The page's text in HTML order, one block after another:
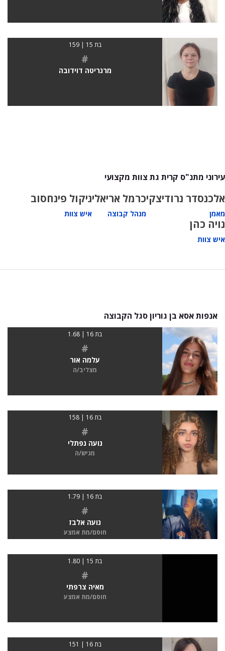
בת 15 | 159
#
מרגריטה דוידובה
עירוני מתנ"ס קרית גת צוות מקצועי
אלכנסדר נרודיצקי
מאמן
כרמל אריאלי
מנהל קבוצה
ניקול פינחסוב
איש צוות
נויה כהן
איש צוות
אנפות אסא בן גוריון סגל הקבוצה
בת 16 | 1.68
#
עלמה אור
מצליב/ה
בת 16 | 158
#
נועה נפתלי
מגיש/ה
בת 16 | 1.79
#
נועה אלבז
חוסם/מת אמצע
בת 15 | 1.80
#
מאיה צרפתי
חוסם/מת אמצע
בת 16 | 151